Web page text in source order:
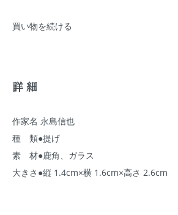
買い物を続ける
詳細
作家名 永島信也
種 類●提げ
素 材●鹿角、ガラス
大きさ●縦 1.4cm×横 1.6cm×高さ 2.6cm